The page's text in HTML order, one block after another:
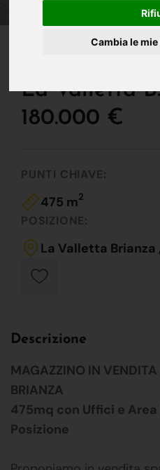
Cambia le
La Valletta
180.000 €
PUNTI CHIAVE:
475 m2
POSIZIONE:
La Valletta Brianza
Descrizione
MAGAZZINO IN
BRIANZA
475mq con Uffici e Area
Posizione